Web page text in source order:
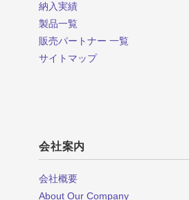
納入実績
製品一覧
販売パートナー 一覧
サイトマップ
会社案内
会社概要
About Our Company